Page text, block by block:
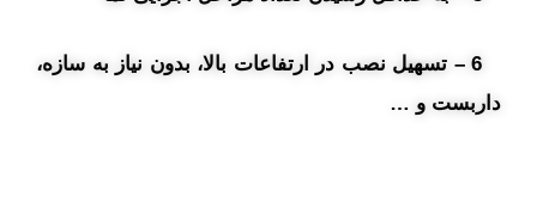
6 – تسهیل نصب در ارتفاعات بالا، بدون نیاز به سازه،
داربست و …